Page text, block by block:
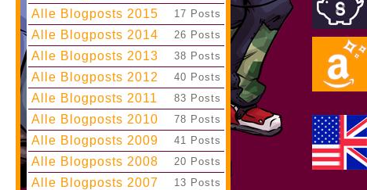
Alle Blogposts 2015 17 Posts
Alle Blogposts 2014 26 Posts
Alle Blogposts 2013 38 Posts
Alle Blogposts 2012 40 Posts
Alle Blogposts 2011 83 Posts
Alle Blogposts 2010 78 Posts
Alle Blogposts 2009 41 Posts
Alle Blogposts 2008 20 Posts
Alle Blogposts 2007 13 Posts